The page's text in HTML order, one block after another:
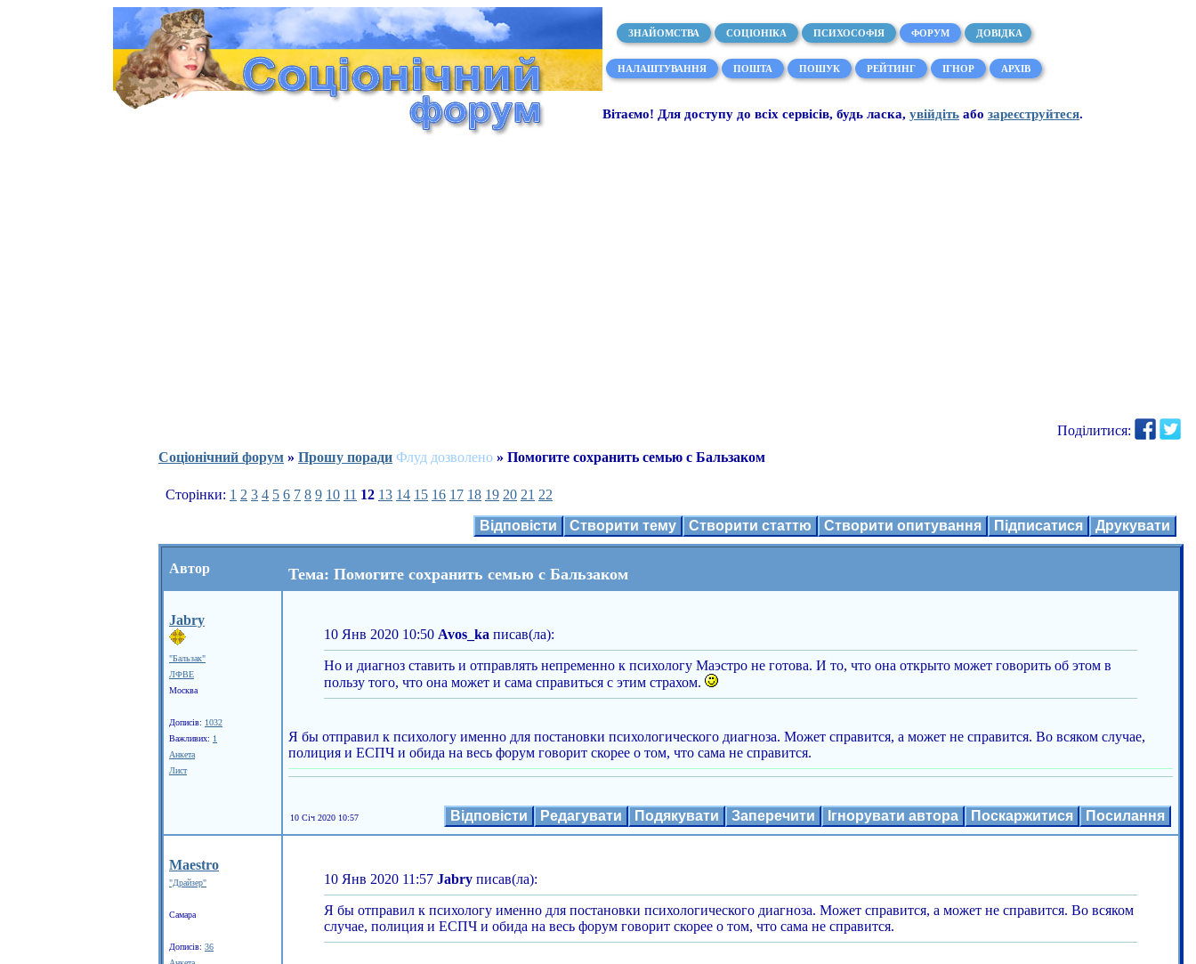
ЗНАЙОМСТВА СОЦІОНІКА ПСИХОСОФІЯ ФОРУМ ДОВІДКА
НАЛАШТУВАННЯ ПОШТА ПОШУК РЕЙТИНГ ІГНОР АРХІВ
Вітаємо! Для доступу до всіх сервісів, будь ласка, увійдіть або зареєструйтеся.
Поділитися:
Соціонічний форум » Прошу поради Флуд дозволено » Помогите сохранить семью с Бальзаком
Сторінки: 1 2 3 4 5 6 7 8 9 10 11 12 13 14 15 16 17 18 19 20 21 22
Відповісти Створити тему Створити статтю Створити опитування Підписатися Друкувати
Автор Тема: Помогите сохранить семью с Бальзаком
Jabry
"Бальзак"
ЛФВЕ
Москва
Дописів: 1032
Важливих: 1
Анкета
Лист
10 Янв 2020 10:50 Avos_ka писав(ла):
Но и диагноз ставить и отправлять непременно к психологу Маэстро не готова. И то, что она открыто может говорить об этом в
пользу того, что она может и сама справиться с этим страхом.
Я бы отправил к психологу именно для постановки психологического диагноза. Может справится, а может не справится. Во всяком случае,
полиция и ЕСПЧ и обида на весь форум говорит скорее о том, что сама не справится.
10 Січ 2020 10:57 Відповісти Редагувати Подякувати Заперечити Ігнорувати автора Поскаржитися Посилання
Maestro
"Драйзер"
Самара
Дописів: 36
10 Янв 2020 11:57 Jabry писав(ла):
Я бы отправил к психологу именно для постановки психологического диагноза. Может справится, а может не справится. Во всяком
случае, полиция и ЕСПЧ и обида на весь форум говорит скорее о том, что сама не справится.